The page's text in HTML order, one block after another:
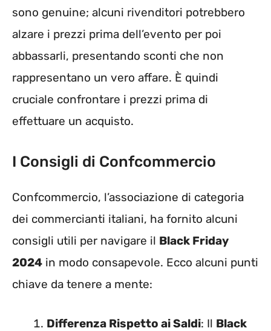
sono genuine; alcuni rivenditori potrebbero
alzare i prezzi prima dell’evento per poi
abbassarli, presentando sconti che non
rappresentano un vero affare. È quindi
cruciale confrontare i prezzi prima di
effettuare un acquisto.
I Consigli di Confcommercio
Confcommercio, l’associazione di categoria
dei commercianti italiani, ha fornito alcuni
consigli utili per navigare il Black Friday
2024 in modo consapevole. Ecco alcuni punti
chiave da tenere a mente:
Differenza Rispetto ai Saldi: Il Black